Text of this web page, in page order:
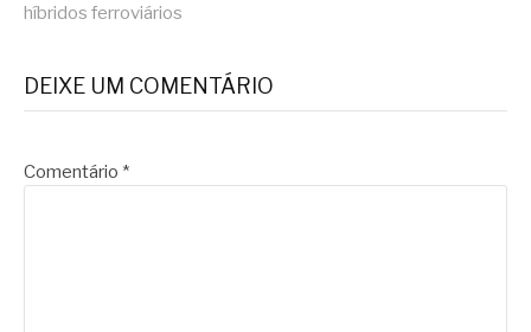
híbridos ferroviários
DEIXE UM COMENTÁRIO
Comentário *